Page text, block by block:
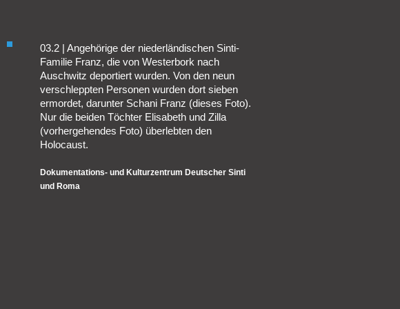
03.2 | Angehörige der niederländischen Sinti-
Familie Franz, die von Westerbork nach
Auschwitz deportiert wurden. Von den neun
verschleppten Personen wurden dort sieben
ermordet, darunter Schani Franz (dieses Foto).
Nur die beiden Töchter Elisabeth und Zilla
(vorhergehendes Foto) überlebten den
Holocaust.
Dokumentations- und Kulturzentrum Deutscher Sinti
und Roma